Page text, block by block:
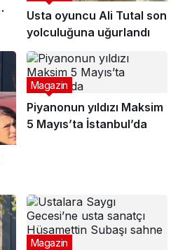
Usta oyuncu Ali Tutal son
yolculuğuna uğurlandı
Magazin
Piyanonun yıldızı Maksim
5 Mayıs’ta İstanbul’da
Magazin